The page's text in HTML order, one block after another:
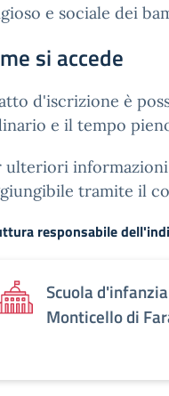
e sociale dei
si accede
d'iscrizione è
e il tempo
ulteriori
tramite il
responsabile
Scuola
Monticello di